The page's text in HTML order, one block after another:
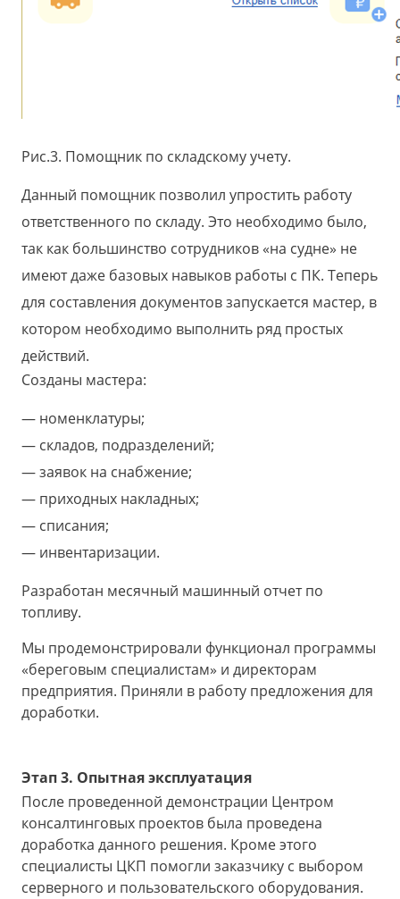
Рис.3. Помощник по складскому учету.
Данный помощник позволил упростить работу
ответственного по складу. Это необходимо было,
так как большинство сотрудников «на судне» не
имеют даже базовых навыков работы с ПК. Теперь
для составления документов запускается мастер, в
котором необходимо выполнить ряд простых
действий.
Созданы мастера:
номенклатуры;
складов, подразделений;
заявок на снабжение;
приходных накладных;
списания;
инвентаризации.
Разработан месячный машинный отчет по
топливу.
Мы продемонстрировали функционал программы
«береговым специалистам» и директорам
предприятия. Приняли в работу предложения для
доработки.
Этап 3. Опытная эксплуатация
После проведенной демонстрации Центром
консалтинговых проектов была проведена
доработка данного решения. Кроме этого
специалисты ЦКП помогли заказчику с выбором
серверного и пользовательского оборудования.